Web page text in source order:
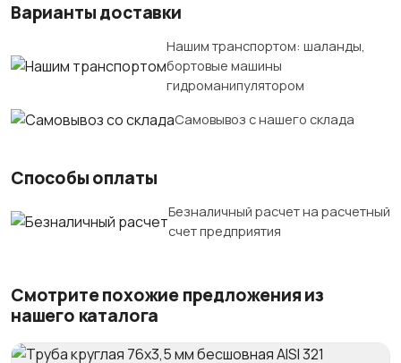
Варианты доставки
Нашим транспортом: шаланды,
бортовые машины
гидроманипулятором
Самовывоз с нашего склада
Способы оплаты
Безналичный расчет на расчетный
счет предприятия
Смотрите похожие предложения из
нашего каталога